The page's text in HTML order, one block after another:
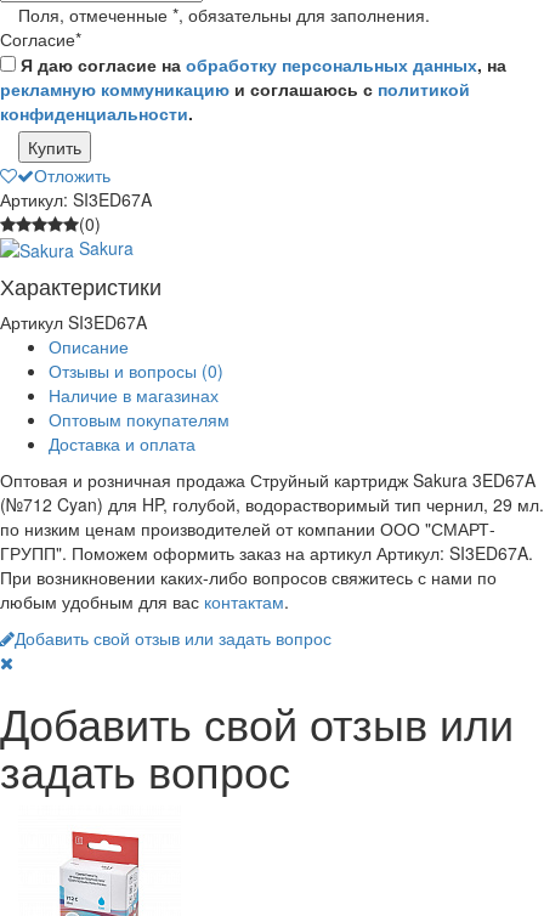
Поля, отмеченные *, обязательны для заполнения.
Согласие*
Я даю согласие на обработку персональных данных, на
рекламную коммуникацию и соглашаюсь с политикой
конфиденциальности.
Купить
Отложить
Артикул: SI3ED67A
(0)
Sakura
Характеристики
Артикул SI3ED67A
Описание
Отзывы и вопросы (0)
Наличие в магазинах
Оптовым покупателям
Доставка и оплата
Оптовая и розничная продажа Струйный картридж Sakura 3ED67A
(№712 Cyan) для HP, голубой, водорастворимый тип чернил, 29 мл.
по низким ценам производителей от компании ООО "СМАРТ-
ГРУПП". Поможем оформить заказ на артикул Артикул: SI3ED67A.
При возникновении каких-либо вопросов свяжитесь с нами по
любым удобным для вас контактам.
Добавить свой отзыв или задать вопрос
Добавить свой отзыв или
задать вопрос